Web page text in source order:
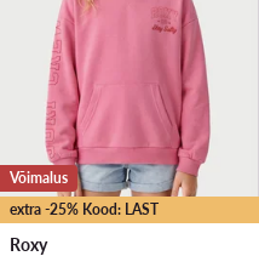
extra -25% Kood: LAST
Võimalus
Roxy